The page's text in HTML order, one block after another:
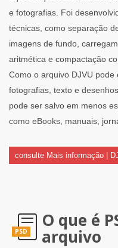
e fotografias. Foi
técnicas, como separação
imagens de fundo,
aritmética e compactação
Como o arquivo DJVU pode
fotografias, texto e
pode ser salvo em menos
como eBooks, manuais,
consulte Mais informação |
PSD
O que é
arquivo